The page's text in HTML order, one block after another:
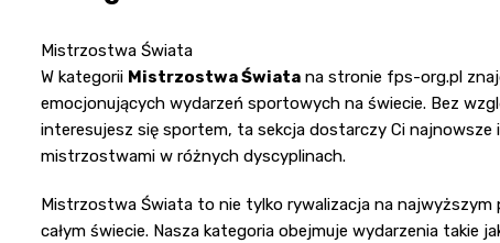
Mistrzostwa Świata
W kategorii Mistrzostwa Świata na stronie fps-org.pl
emocjonujących wydarzeń sportowych na świecie. Bez
interesujesz się sportem, ta sekcja dostarczy Ci
mistrzostwami w różnych dyscyplinach.
Mistrzostwa Świata to nie tylko rywalizacja na najwyższym
całym świecie. Nasza kategoria obejmuje wydarzenia takie